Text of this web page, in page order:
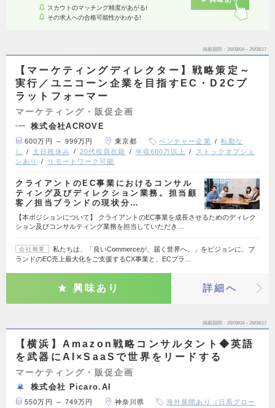
スカウトのマッチング精度があがる!
その求人への合格可能性がわかる!
掲載期間 26/08/04～26/08/17
【マーケティングディレクター】戦略策定～
実行／ユニコーン企業を目指すEC・D2Cプ
ラットフォーマー
マーケティング・販促企画
株式会社ACROVE
600万円 ～ 999万円 東京都 ベンチャー企業
転勤な
し
土日祝休み 20代役員在籍 年収600万以上
ストックオプショ
ンあり
リモートワーク可能
クライアントのEC事業におけるコンサル
ティング及びディレクション業務。担当顧
客／担当ブランドの現状分…
【本ポジションについて】 クライアントのEC事業を成長させるためのディレク
ション及びコンサルティング業務を担当していただき…
会社概要
私たちは、「良いCommerceが、届く世界へ。」をビジョンに、ブ
ランドのEC売上最大化をご支援するCX事業と、ECブラ…
興味あり 詳細へ
掲載期間 26/08/04～26/08/17
【横浜】Amazon戦略コンサルタント◆英語
を武器にAI×SaaSで世界をリードする
マーケティング・販促企画
株式会社 Picaro.AI
550万円 ～ 749万円 神奈川県
海外展開あり（日系グロー